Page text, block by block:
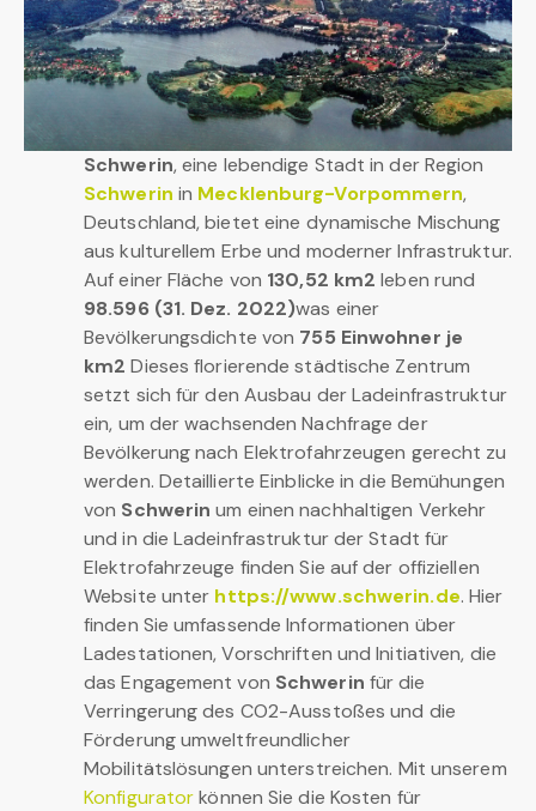
Schwerin, eine lebendige Stadt in der Region
Schwerin in Mecklenburg-Vorpommern,
Deutschland, bietet eine dynamische Mischung
aus kulturellem Erbe und moderner Infrastruktur.
Auf einer Fläche von 130,52 km2 leben rund
98.596 (31. Dez. 2022)was einer
Bevölkerungsdichte von 755 Einwohner je
km2 Dieses florierende städtische Zentrum
setzt sich für den Ausbau der Ladeinfrastruktur
ein, um der wachsenden Nachfrage der
Bevölkerung nach Elektrofahrzeugen gerecht zu
werden. Detaillierte Einblicke in die Bemühungen
von Schwerin um einen nachhaltigen Verkehr
und in die Ladeinfrastruktur der Stadt für
Elektrofahrzeuge finden Sie auf der offiziellen
Website unter https://www.schwerin.de. Hier
finden Sie umfassende Informationen über
Ladestationen, Vorschriften und Initiativen, die
das Engagement von Schwerin für die
Verringerung des CO2-Ausstoßes und die
Förderung umweltfreundlicher
Mobilitätslösungen unterstreichen. Mit unserem
Konfiguratorkönnen Sie die Kosten für